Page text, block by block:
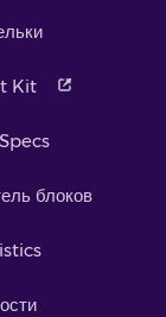
Kit
блоков